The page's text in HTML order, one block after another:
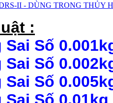
:
Sai Số
Sai Số
Sai Số
Sai Số 0.01kg